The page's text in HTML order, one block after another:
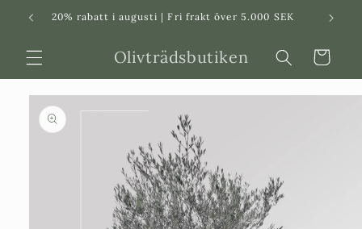
Svenska Dansk
20% rabatt i augusti | Fri frakt över 5.000 SEK
Olivträdsbutiken Varukorg
vidare till